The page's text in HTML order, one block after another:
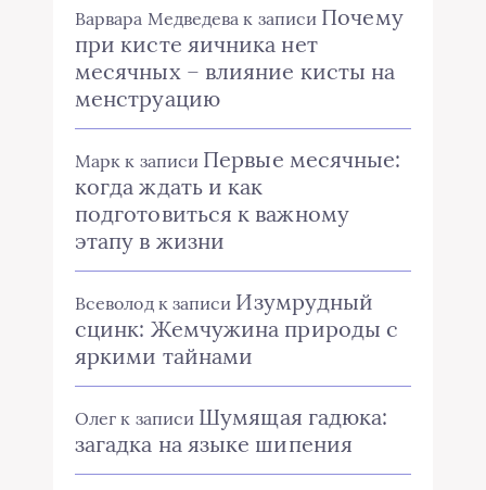
Варвара Медведева к записи Почему
при кисте яичника нет
месячных – влияние кисты на
менструацию
Марк к записи Первые месячные:
когда ждать и как
подготовиться к важному
этапу в жизни
Всеволодк записи Изумрудный
сцинк: Жемчужина природы с
яркими тайнами
Олег к записи Шумящая гадюка:
загадка на языке шипения